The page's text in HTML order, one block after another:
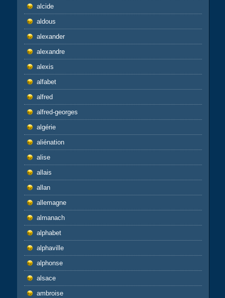
alcide
aldous
alexander
alexandre
alexis
alfabet
alfred
alfred-georges
algérie
aliénation
alise
allais
allan
allemagne
almanach
alphabet
alphaville
alphonse
alsace
ambroise